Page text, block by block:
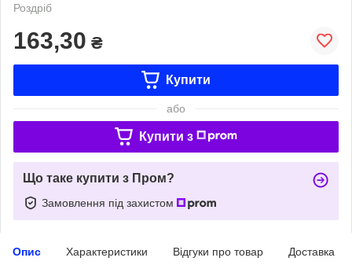
Роздріб
163,30 ₴
Купити
або
Купити з
Що таке купити з Пром?
Замовлення під захистом
Опис Характеристики Відгуки про товар Доставка